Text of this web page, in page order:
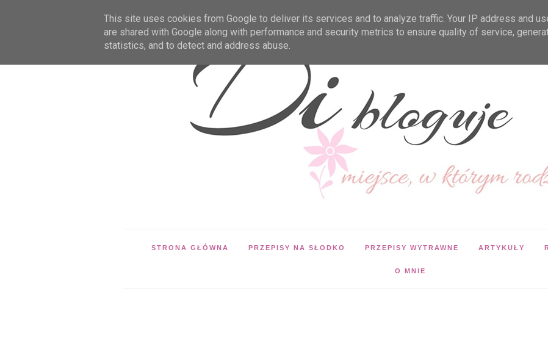
STRONA GŁÓWNA PRZEPISY NA SŁODKO PRZEPISY WYTRAWNE ARTYKUŁY
O MNIE
This site uses cookies from Google to deliver its services and to analyze traffic. Your IP address and
are shared with Google along with performance and security metrics to ensure quality of service,
statistics, and to detect and address abuse.